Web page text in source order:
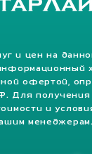
и цен на
офертой,
Для получения
и
менеджерам.